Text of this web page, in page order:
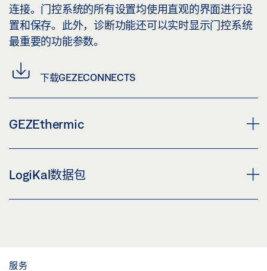
连接。门控系统的所有设置均使用直观的界面进行设
置和保存。此外，诊断功能还可以实时显示门控系统
最重要的功能参数。
下载GEZECONNECTS
GEZEthermic
GEZEthermic
GEZEthermic参照EN ISO 10077-1：2006-09标
LogiKal数据包
Orgadata，BMEcat和Datanorm的盖泽产品数据。
服务